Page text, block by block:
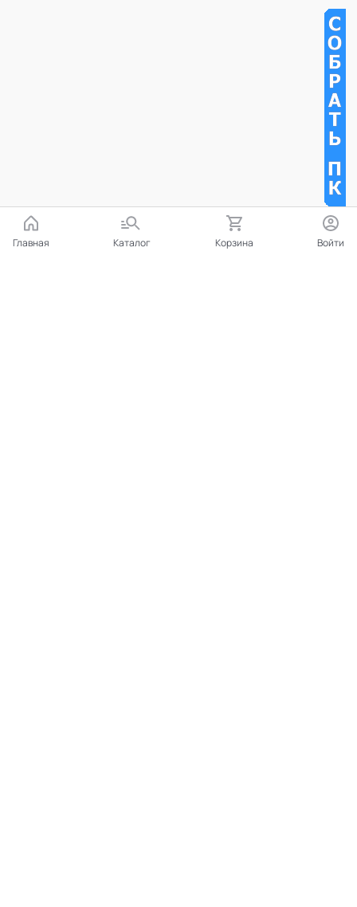
Главная Каталог Корзина Войти